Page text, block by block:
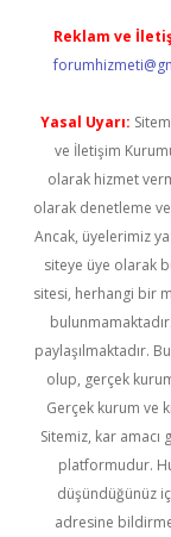
Reklam ve
Yasal Uyarı:
ve İletişim
olarak hizmet
olarak denetleme
Ancak, üyelerimiz
siteye üye olarak
sitesi, herhangi bir
paylaşılmaktadır.
olup, gerçek
Gerçek kurum ve
Sitemiz, kar
platformudur.
düşündüğünüz
adresine